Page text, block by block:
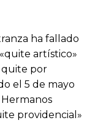
ha fallado
artístico»
quite por
el 5 de mayo
providencial»